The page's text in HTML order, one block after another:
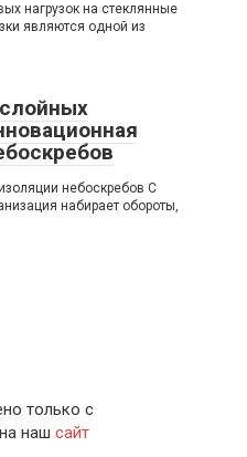
нагрузок на стеклянные
являются одной из
небоскребов С
набирает обороты,
только с
наш сайт